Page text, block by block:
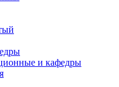
и кафедры